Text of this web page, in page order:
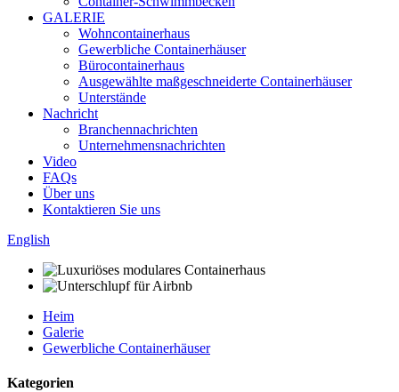
GALERIE
Wohncontainerhaus
Gewerbliche Containerhäuser
Bürocontainerhaus
Ausgewählte maßgeschneiderte Containerhäuser
Unterstände
Nachricht
Branchennachrichten
Unternehmensnachrichten
Video
FAQs
Über uns
Kontaktieren Sie uns
English
Heim
Galerie
Gewerbliche Containerhäuser
Kategorien